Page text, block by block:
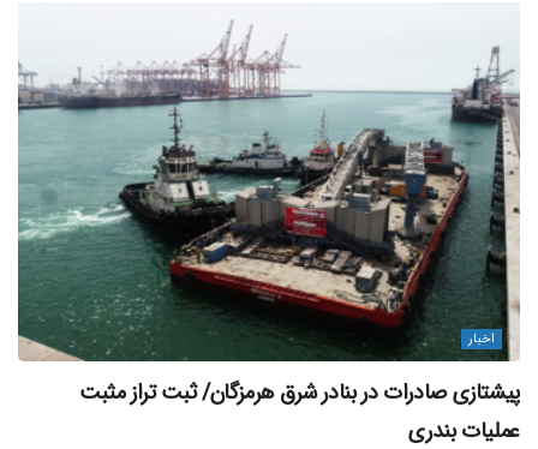
اخبار
پیشتازی صادرات در بنادر شرق هرمزگان/ ثبت تراز مثبت
عملیات بندری